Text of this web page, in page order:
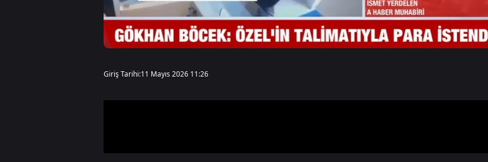
Giriş Tarihi:11 Mayıs 2026 11:26